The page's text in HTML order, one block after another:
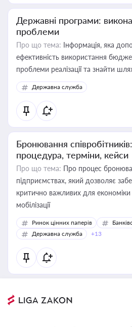
Державні програми:
проблеми
Про що тема: Інформація, яка
ефективність використання
проблеми реалізації та знайти
Державна служба
Бронювання співробітників:
процедура, терміни, кейси
Про що тема: Про процес
підприємствах, який дозволяє
критично важливих для економіки
мобілізації
Ринок цінних паперів
Державна служба
+13